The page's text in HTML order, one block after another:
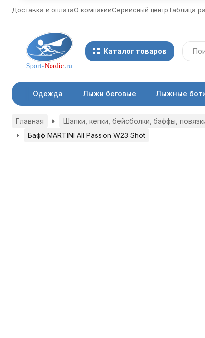
Доставка и оплатаО компанииСервисный центрТаблица
Каталог товаров
Одежда Лыжи беговые Лыжные
Главная
Шапки, кепки, бейсболки, баффы,
Бафф MARTINI All Passion W23 Shot